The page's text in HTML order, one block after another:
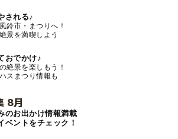
される♪
鈴市・まつりへ！
景を満喫しよう
おでかけ♪
絶景を楽しもう！
スまつり情報も
8月
のお出かけ情報満載
ベントをチェック！